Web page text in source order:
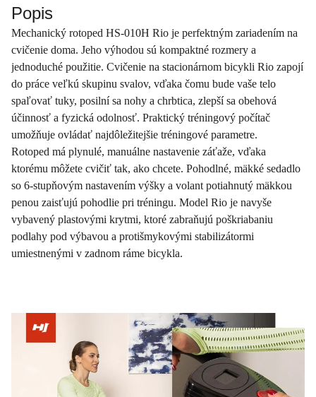
Popis
Mechanický rotoped HS-010H Rio je perfektným zariadením na
cvičenie doma. Jeho výhodou sú kompaktné rozmery a
jednoduché použitie. Cvičenie na stacionárnom bicykli Rio zapojí
do práce veľkú skupinu svalov, vďaka čomu bude vaše telo
spaľovať tuky, posilní sa nohy a chrbtica, zlepší sa obehová
účinnosť a fyzická odolnosť. Praktický tréningový počítač
umožňuje ovládať najdôležitejšie tréningové parametre.
Rotoped má plynulé, manuálne nastavenie záťaže, vďaka
ktorému môžete cvičiť tak, ako chcete. Pohodlné, mäkké sedadlo
so 6-stupňovým nastavením výšky a volant potiahnutý mäkkou
penou zaisťujú pohodlie pri tréningu. Model Rio je navyše
vybavený plastovými krytmi, ktoré zabraňujú poškriabaniu
podlahy pod výbavou a protišmykovými stabilizátormi
umiestnenými v zadnom ráme bicykla.